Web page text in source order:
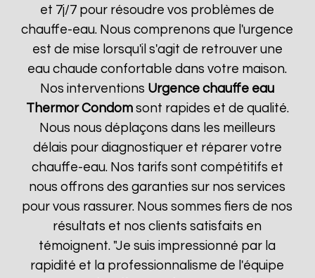
et 7j/7 pour résoudre vos problèmes de
chauffe-eau. Nous comprenons que l'urgence
est de mise lorsqu'il s'agit de retrouver une
eau chaude confortable dans votre maison.
Nos interventions Urgence chauffe eau
Thermor Condomsont rapides et de qualité.
Nous nous déplaçons dans les meilleurs
délais pour diagnostiquer et réparer votre
chauffe-eau. Nos tarifs sont compétitifs et
nous offrons des garanties sur nos services
pour vous rassurer. Nous sommes fiers de nos
résultats et nos clients satisfaits en
témoignent. "Je suis impressionné par la
rapidité et la professionnalisme de l'équipe